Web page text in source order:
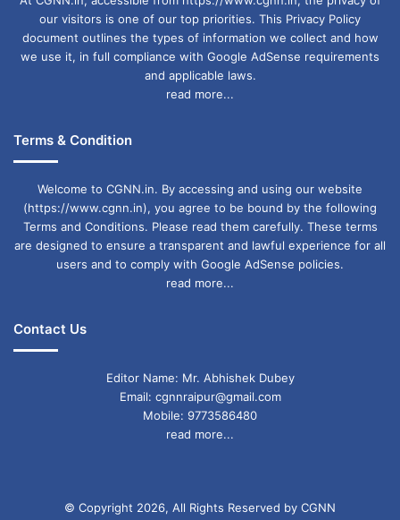
our visitors is one of our top priorities. This Privacy Policy
document outlines the types of information we collect and how
we use it, in full compliance with Google AdSense requirements
and applicable laws.
read more...
Terms & Condition
Welcome to CGNN.in. By accessing and using our website
(https://www.cgnn.in), you agree to be bound by the following
Terms and Conditions. Please read them carefully. These terms
are designed to ensure a transparent and lawful experience for all
users and to comply with Google AdSense policies.
read more...
Contact Us
Editor Name: Mr. Abhishek Dubey
Email: cgnnraipur@gmail.com
Mobile: 9773586480
read more...
© Copyright 2026, All Rights Reserved by CGNN